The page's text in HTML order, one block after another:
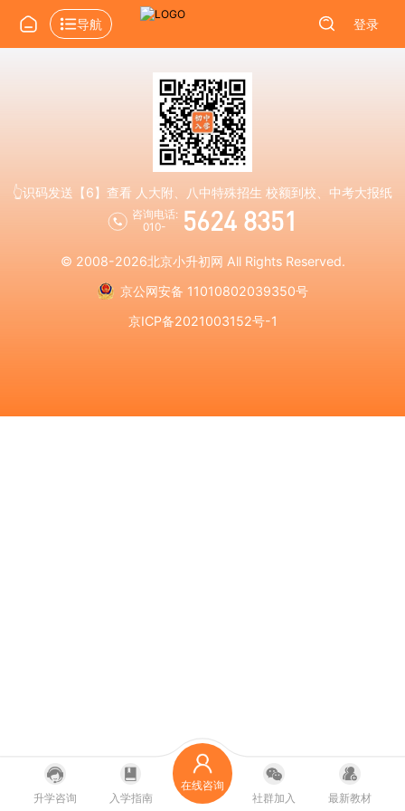
导航 登录
👆识码发送【6】查看 人大附、八中特殊招生 校额到校、中考大报纸
咨询电话:
010-
5624 8351
© 2008-2026北京小升初网 All Rights Reserved.
京公网安备 11010802039350号
京ICP备2021003152号-1
升学咨询 入学指南
在线咨询
社群加入
最新教材